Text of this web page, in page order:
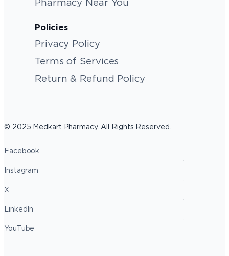
Pharmacy Near You
Policies
Privacy Policy
Terms of Services
Return & Refund Policy
© 2025 Medkart Pharmacy. All Rights Reserved.
Facebook
Instagram
X
LinkedIn
YouTube